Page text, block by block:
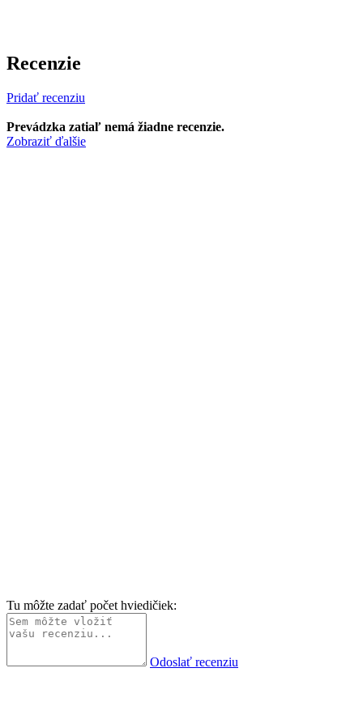
Recenzie
Pridať recenziu
Prevádzka zatiaľ nemá žiadne recenzie.
Zobraziť ďalšie
Tu môžte zadať počet hviedičiek:
Odoslať recenziu